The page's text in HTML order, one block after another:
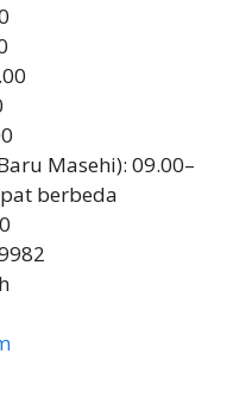
Masehi): 09.00–
berbeda